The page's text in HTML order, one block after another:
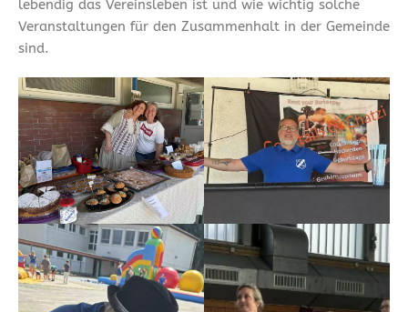
lebendig das Vereinsleben ist und wie wichtig solche
Veranstaltungen für den Zusammenhalt in der Gemeinde
sind.